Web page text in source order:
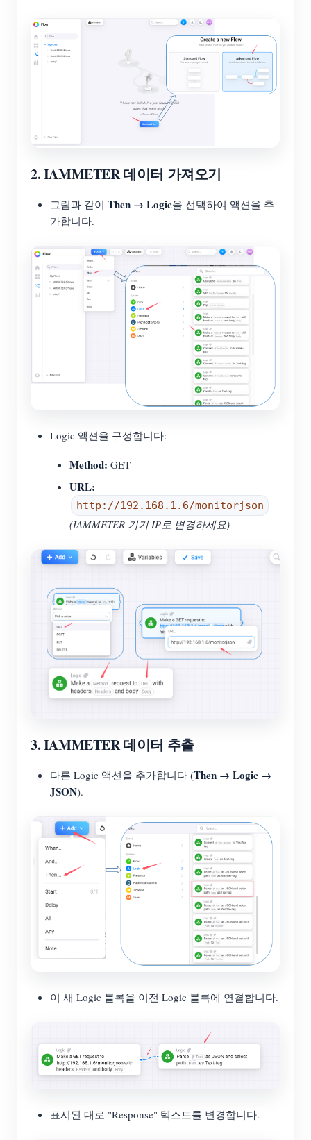
2. IAMMETER 데이터 가져오기
그림과 같이 Then → Logic을 선택하여 액션을 추
가합니다.
Logic 액션을 구성합니다:
Method: GET
URL:
http://192.168.1.6/monitorjson
(IAMMETER 기기 IP로 변경하세요)
3. IAMMETER 데이터 추출
다른 Logic 액션을 추가합니다 (Then → Logic →
JSON).
이 새 Logic 블록을 이전 Logic 블록에 연결합니다.
표시된 대로 "Response" 텍스트를 변경합니다.